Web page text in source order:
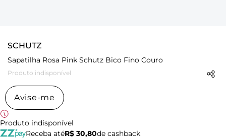
SCHUTZ
Sapatilha Rosa Pink Schutz Bico Fino Couro
Produto indisponível
Avise-me
Produto indisponível
Receba atéR$ 30,80de cashback